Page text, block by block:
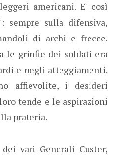
americani. E' così
sempre sulla difensiva,
di archi e frecce.
le grinfie dei soldati era
e negli atteggiamenti.
affievolite, i desideri
tende e le aspirazioni
prateria.
vari Generali Custer,